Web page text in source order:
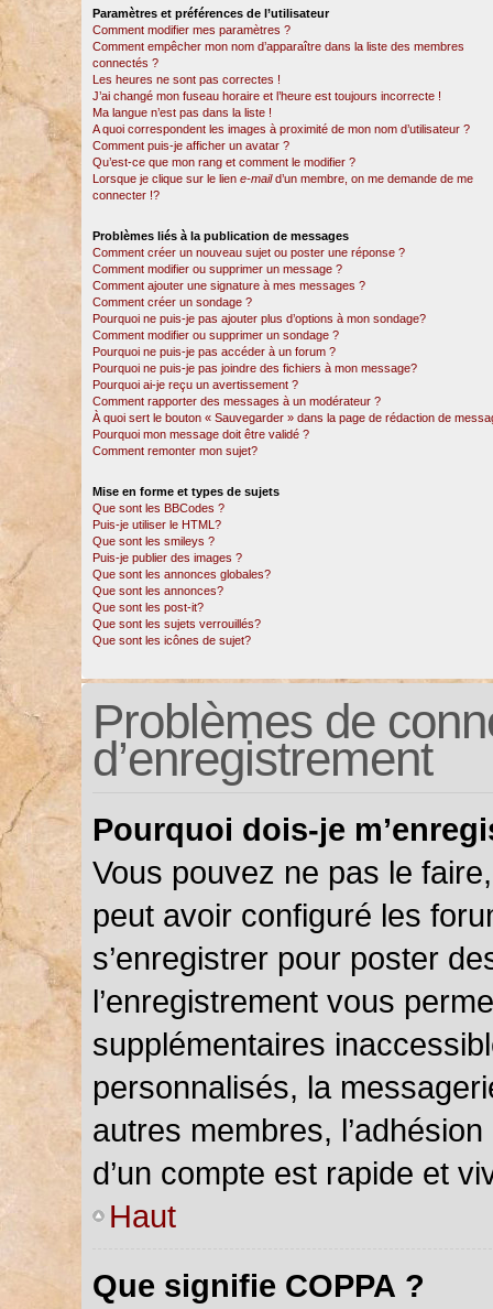
Paramètres et préférences de l’utilisateur
Comment modifier mes paramètres ?
Comment empêcher mon nom d’apparaître dans la liste des membres
connectés ?
Les heures ne sont pas correctes !
J’ai changé mon fuseau horaire et l’heure est toujours incorrecte !
Ma langue n’est pas dans la liste !
A quoi correspondent les images à proximité de mon nom d’utilisateur ?
Comment puis-je afficher un avatar ?
Qu’est-ce que mon rang et comment le modifier ?
Lorsque je clique sur le lien e-maild’un membre, on me demande de me
connecter !?
Problèmes liés à la publication de messages
Comment créer un nouveau sujet ou poster une réponse ?
Comment modifier ou supprimer un message ?
Comment ajouter une signature à mes messages ?
Comment créer un sondage ?
Pourquoi ne puis-je pas ajouter plus d’options à mon sondage?
Comment modifier ou supprimer un sondage ?
Pourquoi ne puis-je pas accéder à un forum ?
Pourquoi ne puis-je pas joindre des fichiers à mon message?
Pourquoi ai-je reçu un avertissement ?
Comment rapporter des messages à un modérateur ?
À quoi sert le bouton « Sauvegarder » dans la page de rédaction de
Pourquoi mon message doit être validé ?
Comment remonter mon sujet?
Mise en forme et types de sujets
Que sont les BBCodes ?
Puis-je utiliser le HTML?
Que sont les smileys ?
Puis-je publier des images ?
Que sont les annonces globales?
Que sont les annonces?
Que sont les post-it?
Que sont les sujets verrouillés?
Que sont les icônes de sujet?
Problèmes de
d’enregistrement
Pourquoi dois-je
Vous pouvez ne pas le
peut avoir configuré les
s’enregistrer pour poster
l’enregistrement vous
supplémentaires
personnalisés, la
autres membres,
d’un compte est rapide et
Haut
Que signifie COPPA ?